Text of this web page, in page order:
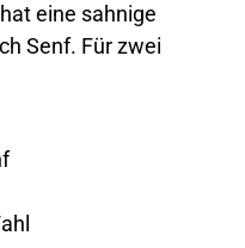
eine sahnige
Senf. Für zwei